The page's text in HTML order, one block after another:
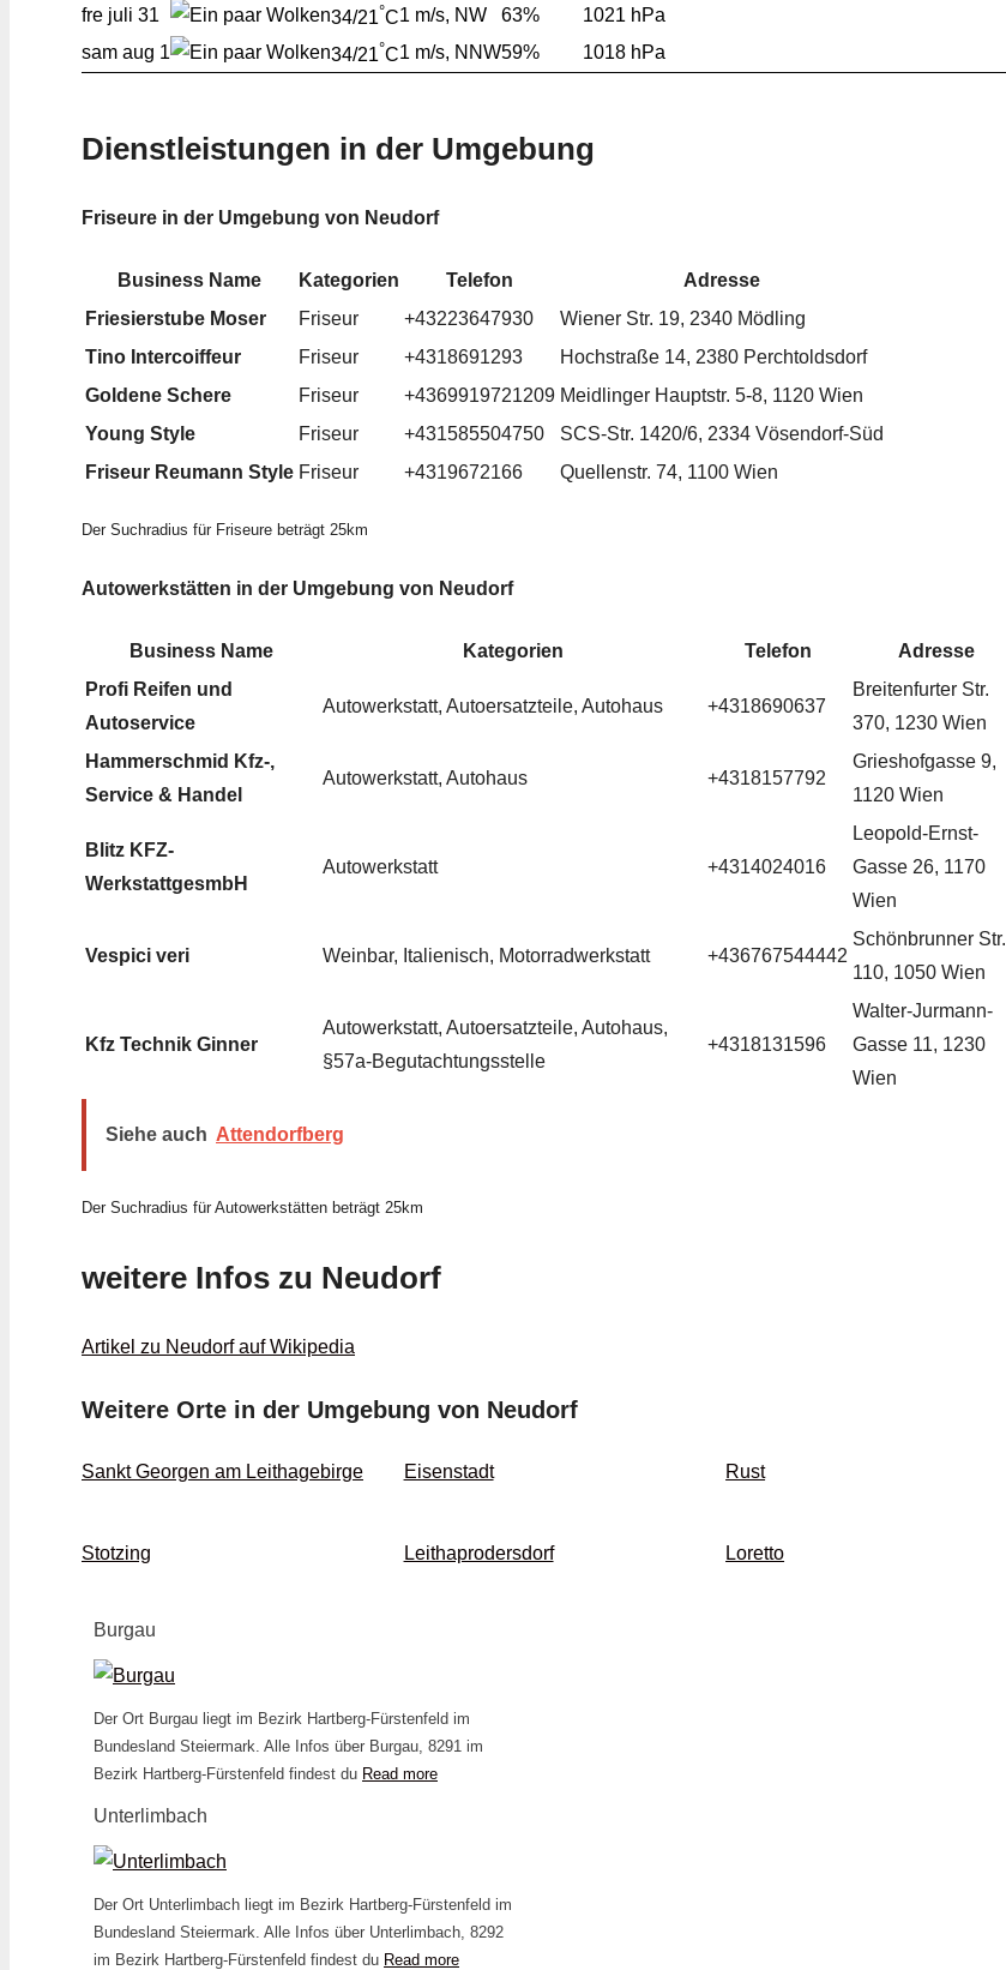
fre juli 31 34/21°C1 m/s, NW 63%
1021 hPa
sam aug 1 34/21°C1 m/s, NNW59% 1018 hPa
Dienstleistungen in der Umgebung
Friseure in der Umgebung von Neudorf
Business Name Kategorien Telefon
Adresse
Friesierstube Moser
Friseur +43223647930
Wiener Str. 19, 2340 Mödling
Tino Intercoiffeur
Friseur +4318691293
Hochstraße 14, 2380 Perchtoldsdorf
Goldene Schere
Friseur +4369919721209 Meidlinger Hauptstr. 5-8, 1120 Wien
Young Style
Friseur +431585504750
SCS-Str. 1420/6, 2334 Vösendorf-Süd
Friseur Reumann Style Friseur +4319672166 Quellenstr. 74, 1100 Wien
Der Suchradius für Friseure beträgt 25km
Autowerkstätten in der Umgebung von Neudorf
Business Name Kategorien Telefon
Adresse
Profi Reifen und
Autoservice
Autowerkstatt, Autoersatzteile, Autohaus +4318690637
Breitenfurter Str.
370, 1230 Wien
Hammerschmid Kfz-,
Service & Handel
Autowerkstatt, Autohaus +4318157792
Grieshofgasse 9,
1120 Wien
Blitz KFZ-
WerkstattgesmbH
Autowerkstatt +4314024016
Leopold-Ernst-
Gasse 26, 1170
Wien
Vespici veri Weinbar, Italienisch, Motorradwerkstatt +436767544442
Schönbrunner Str.
110, 1050 Wien
Kfz Technik Ginner
Autowerkstatt, Autoersatzteile, Autohaus,
§57a-Begutachtungsstelle
+4318131596
Walter-Jurmann-
Gasse 11, 1230
Wien
Siehe auch Attendorfberg
Der Suchradius für Autowerkstätten beträgt 25km
weitere Infos zu Neudorf
Artikel zu Neudorf auf Wikipedia
Weitere Orte in der Umgebung von Neudorf
Sankt Georgen am Leithagebirge Eisenstadt Rust
Stotzing Leithaprodersdorf Loretto
Burgau
Der Ort Burgau liegt im Bezirk Hartberg-Fürstenfeld im
Bundesland Steiermark. Alle Infos über Burgau, 8291 im
Bezirk Hartberg-Fürstenfeld findest du Read more
Unterlimbach
Der Ort Unterlimbach liegt im Bezirk Hartberg-Fürstenfeld im
Bundesland Steiermark. Alle Infos über Unterlimbach, 8292
im Bezirk Hartberg-Fürstenfeld findest du Read more